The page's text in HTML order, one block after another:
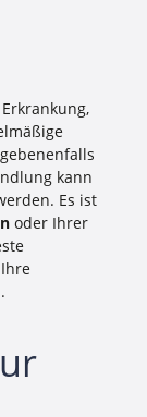
kann
Es ist
oder Ihrer